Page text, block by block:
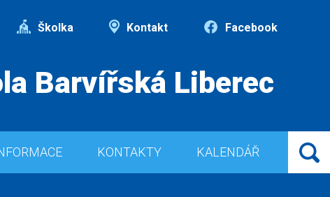
Školka Kontakt Facebook
Barvířská Liberec
KONTAKTY KALENDÁŘ